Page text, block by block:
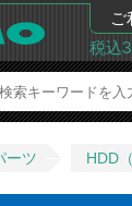
ご
税込
ーツ HDD